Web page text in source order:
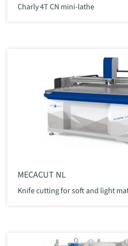
Charly 4T CN mini-lathe
MECACUT NL
Knife cutting for soft and light